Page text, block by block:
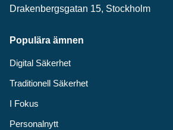
Drakenbergsgatan 15, Stockholm
Populära ämnen
Digital Säkerhet
Traditionell Säkerhet
I Fokus
Personalnytt